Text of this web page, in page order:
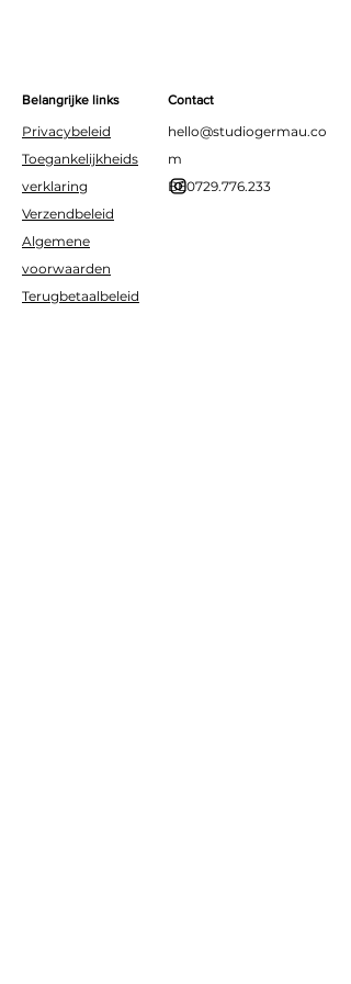
babyshowers of een high
tea!
Belangrijke links
Privacybeleid
Toegankelijkheids
verklaring
Verzendbeleid
Algemene
voorwaarden
Terugbetaalbeleid
Contact
hello@studiogermau.co
m
BE0729.776.233